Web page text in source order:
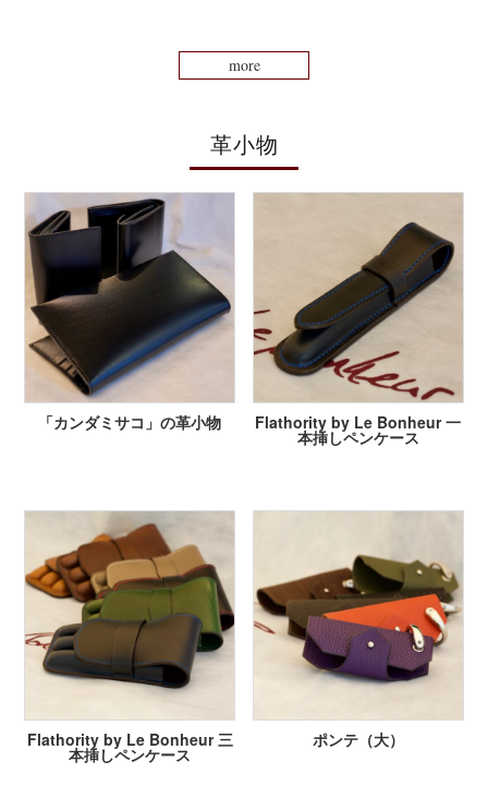
more
革小物
「カンダミサコ」の革小物 Flathority by Le Bonheur 一
本挿しペンケース
Flathority by Le Bonheur 三
本挿しペンケース
ポンテ（大）